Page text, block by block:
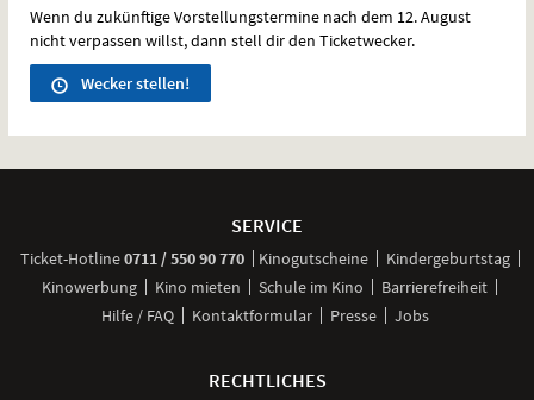
Wenn du zukünftige Vorstellungstermine nach dem 12. August
nicht verpassen willst, dann stell dir den Ticketwecker.
Wecker stellen!
SERVICE
Ticket-Hotline0711 / 550 90 770anrufen
Kinogutscheine
Kindergeburtstag
Kinowerbung
Kino mieten Schule im Kino
Barrierefreiheit
Hilfe / FAQ
Kontaktformular Presse Jobs
RECHTLICHES